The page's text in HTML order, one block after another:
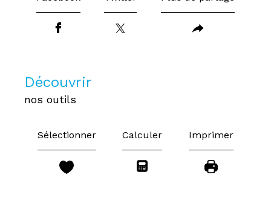
découvrir
nos outils
Sélectionner Calculer Imprimer